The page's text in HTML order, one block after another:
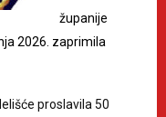
županije
2026. zaprimila
proslavila 50